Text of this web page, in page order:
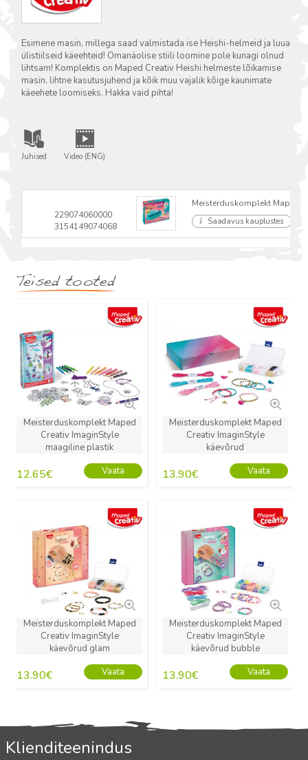
Esimene masin, millega saad valmistada ise Heishi-helmeid ja luua
ülistiilseid käeehteid! Omanäolise stiili loomine pole kunagi olnud
lihtsam! Komplektis on Maped Creativ Heishi helmeste lõikamise
masin, lihtne kasutusjuhend ja kõik muu vajalik kõige kaunimate
käeehete loomiseks. Hakka vaid pihta!
Juhised Video (ENG)
229074060000
3154149074068
Meisterduskomplekt Maped
Saadavus kauplustes
Teised tooted
Meisterduskomplekt Maped
Creativ ImaginStyle
maagiline plastik
12.65€ Vaata
Meisterduskomplekt Maped
Creativ ImaginStyle
käevõrud
13.90€ Vaata
Meisterduskomplekt Maped
Creativ ImaginStyle
käevõrud glam
13.90€ Vaata
Meisterduskomplekt Maped
Creativ ImaginStyle
käevõrud bubble
13.90€ Vaata
Klienditeenindus